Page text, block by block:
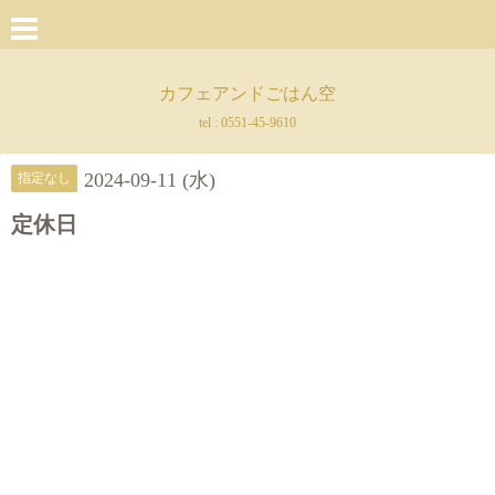
カフェアンドごはん空
tel : 0551-45-9610
指定なし 2024-09-11 (水)
定休日